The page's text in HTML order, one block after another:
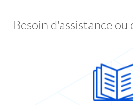
Besoin d'assistance